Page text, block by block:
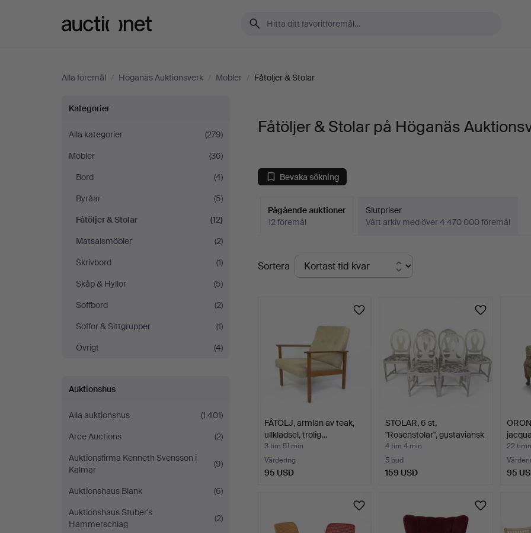
Alla föremål / Höganäs Auktionsverk / Möbler / Fåtöljer & Stolar
Fåtöljer
&
Stolar
på
Höganäs
Auktionsverk
Kategorier
Alla kategorier
(279)
Möbler
(36)
Bord
(4)
Byråar
(5)
Fåtöljer & Stolar
(12)
Matsalsmöbler
(2)
Skrivbord
(1)
Skåp & Hyllor
(5)
Soffbord
(2)
Soffor & Sittgrupper
(1)
Övrigt
(4)
Auktionshus
Alla auktionshus
(1 401)
Arce Auctions
(2)
Auktionsfirma Kenneth Svensson i
Kalmar
(9)
Auktionshaus Blank
(6)
Auktionshaus Stuber's
Hammerschlag
(2)
Fåtöljer & Stolar på Höganäs
Bevaka sökning
Pågående auktioner
12 föremål
Slutpriser
Vårt arkiv med över 4 470 000 föremål
Pågående
auktioner
Sortera
FÅTÖLJ, armlän av teak,
ullklädsel, trolig…
3 tim 51 min
Värdering
95 USD
STOLAR, 6 st,
"Rosenstolar", gustaviansk
s…
4 tim 4 min
5 bud
159 USD
190…
22
95